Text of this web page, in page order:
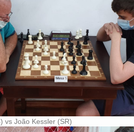
vs João Kessler (SR)